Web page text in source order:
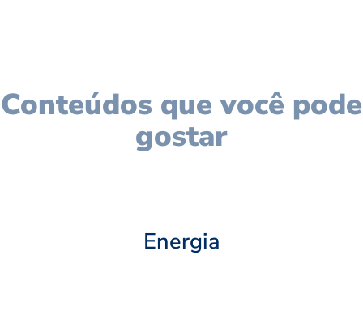
Conteúdos que você pode
gostar
Energia